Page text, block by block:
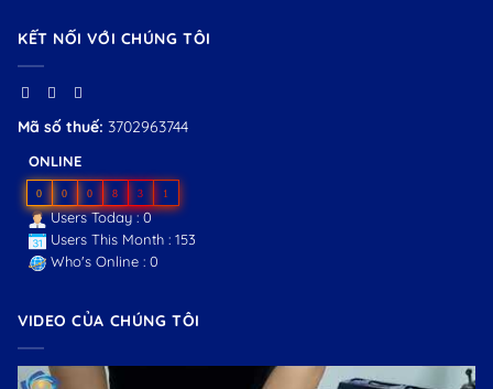
KẾT NỐI VỚI CHÚNG TÔI
Mã số thuế: 3702963744
ONLINE
0 0 0 8 3 1
Users Today : 0
Users This Month : 153
Who's Online : 0
VIDEO CỦA CHÚNG TÔI